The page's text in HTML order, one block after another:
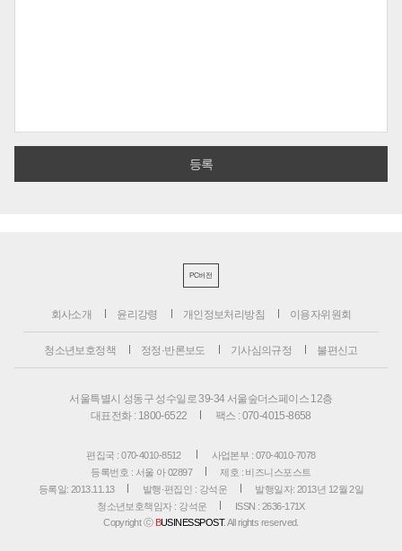
PC버전
회사소개 윤리강령 개인정보처리방침 이용자위원회
청소년보호정책 정정·반론보도 기사심의규정 불편신고
서울특별시 성동구 성수일로 39-34 서울숲더스페이스 12층
대표전화 : 1800-6522
팩스 : 070-4015-8658
편집국 : 070-4010-8512
사업본부 : 070-4010-7078
등록번호 : 서울 아 02897
제호 : 비즈니스포스트
등록일: 2013.11.13
발행·편집인 : 강석운
발행일자: 2013년 12월 2일
청소년보호책임자 : 강석운
ISSN : 2636-171X
Copyright ⓒ BUSINESSPOST. All rights reserved.